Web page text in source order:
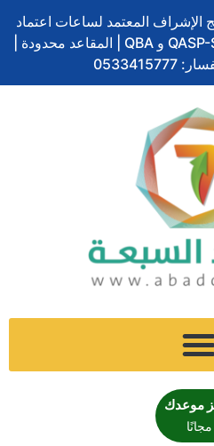
الإشراف المعتمد لساعات اعتماد
بورد تحليل السلوك التطبيقي QASP-S و QBA | المقاعد محدودة |
موعدك
مجانًا
و
ي
ن
س
ت
ن